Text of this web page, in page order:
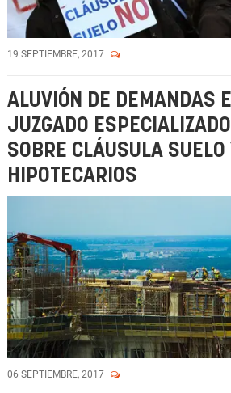
19 SEPTIEMBRE, 2017
ALUVIÓN DE DEMANDAS
JUZGADO
SOBRE CLÁUSULA SUELO
HIPOTECARIOS
06 SEPTIEMBRE, 2017